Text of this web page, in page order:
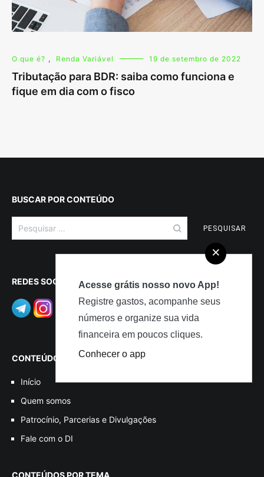
O que é? , Renda Variável 19 de setembro de 2022
Tributação para BDR: saiba como funciona e
fique em dia com o fisco
BUSCAR POR CONTEÚDO
Pesquisar
por:
REDES SOCIAIS
CONTEÚDOS
Início
Quem somos
Patrocínio, Parcerias e Divulgações
Fale com o DI
CONTEÚDOS POR TEMA
×
Acesse grátis nosso novo App!
Registre gastos, acompanhe seus
números e organize sua vida
financeira em poucos cliques.
Conhecer o app